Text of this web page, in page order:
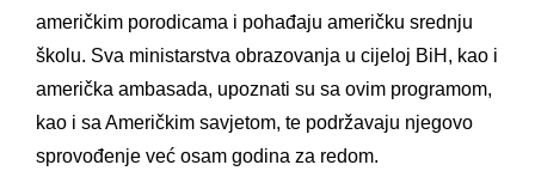
američkim porodicama i pohađaju američku srednju
školu. Sva ministarstva obrazovanja u cijeloj BiH, kao i
američka ambasada, upoznati su sa ovim programom,
kao i sa Američkim savjetom, te podržavaju njegovo
sprovođenje već osam godina za redom.